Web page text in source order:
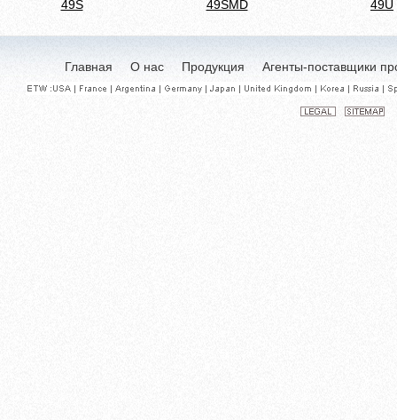
49S 49SMD 49U
Главная О нас Продукция Агенты-поставщики